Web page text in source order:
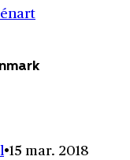
15 mar. 2018